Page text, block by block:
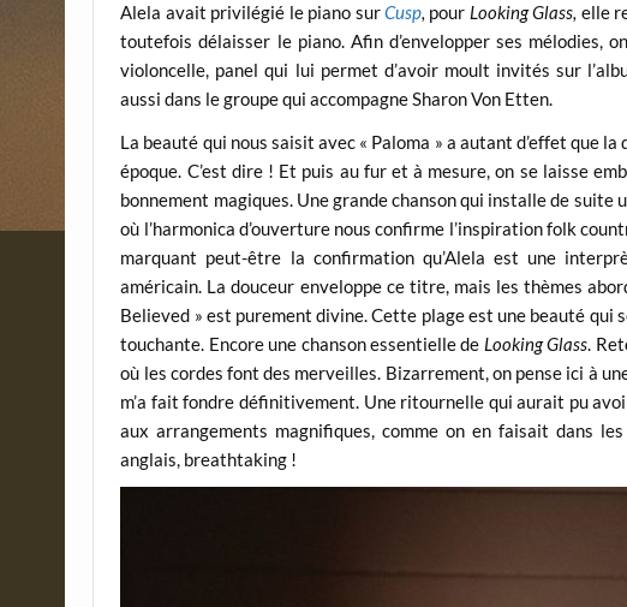
Alela avait privilégié le piano surCusp, pour Looking Glass, elle
toutefois délaisser le piano. Afin d’envelopper ses mélodies,
violoncelle, panel qui lui permet d’avoir moult invités sur
aussi dans le groupe qui accompagne Sharon Von Etten.
La beauté qui nous saisit avec « Paloma » a autant d’effet que la
époque. C’est dire ! Et puis au fur et à mesure, on se laisse
bonnement magiques. Une grande chanson qui installe de suite
où l’harmonica d’ouverture nous confirme l’inspiration folk
marquant peut-être la confirmation qu’Alela est une
américain. La douceur enveloppe ce titre, mais les thèmes
Believed » est purement divine. Cette plage est une beauté qui
touchante. Encore une chanson essentielle de Looking Glass.
où les cordes font des merveilles. Bizarrement, on pense ici à
m’a fait fondre définitivement. Une ritournelle qui aurait pu
aux arrangements magnifiques, comme on en faisait dans
anglais, breathtaking !